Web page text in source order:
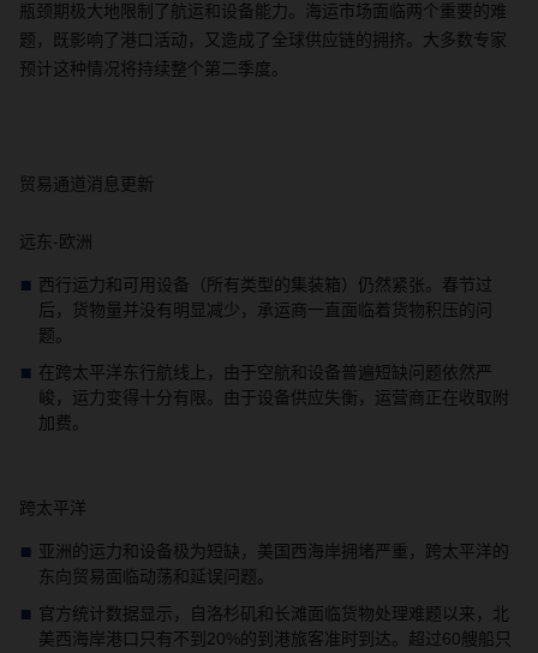
瓶颈期极大地限制了航运和设备能力。海运市场面临两个重要的难
题，既影响了港口活动，又造成了全球供应链的拥挤。大多数专家
预计这种情况将持续整个第二季度。
贸易通道消息更新
远东-欧洲
西行运力和可用设备（所有类型的集装箱）仍然紧张。春节过
后，货物量并没有明显减少，承运商一直面临着货物积压的问
题。
在跨太平洋东行航线上，由于空航和设备普遍短缺问题依然严
峻，运力变得十分有限。由于设备供应失衡，运营商正在收取附
加费。
跨太平洋
亚洲的运力和设备极为短缺，美国西海岸拥堵严重，跨太平洋的
东向贸易面临动荡和延误问题。
官方统计数据显示，自洛杉矶和长滩面临货物处理难题以来，北
美西海岸港口只有不到 20%的到港旅客准时到达。超过60艘船只